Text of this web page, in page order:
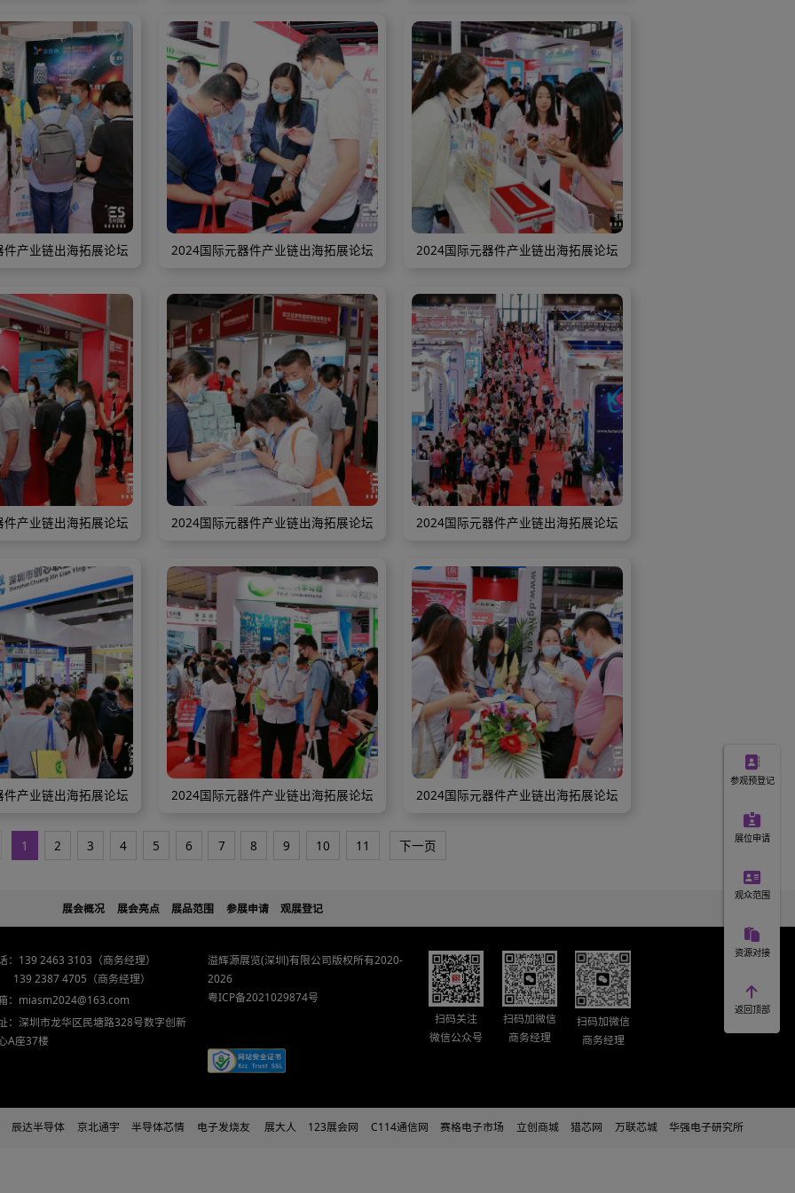
国际元器件产业链出海拓展论坛 2024国际元器件产业链出海拓展论坛 2024国际元器件产业链出海拓展论
国际元器件产业链出海拓展论坛 2024国际元器件产业链出海拓展论坛 2024国际元器件产业链出海拓展论
国际元器件产业链出海拓展论坛 2024国际元器件产业链出海拓展论坛 2024国际元器件产业链出海拓展论
国际元器件产业链出海拓展论坛 2024国际元器件产业链出海拓展论坛
上一页 1 2 3 4 6 7 8 9 10 11 下一页